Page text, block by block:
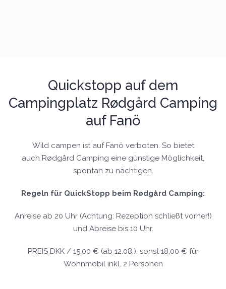
Quickstopp auf dem
Campingplatz Rødgård Camping
auf Fanö
Wild campen ist auf Fanö verboten. So bietet
auch Rødgård Camping eine günstige Möglichkeit,
spontan zu nächtigen.
Regeln für QuickStopp beim Rødgård Camping:
Anreise ab 20 Uhr (Achtung: Rezeption schließt vorher!)
und Abreise bis 10 Uhr.
PREIS DKK / 15,00 € (ab 12.08.), sonst 18,00 € für
Wohnmobil inkl. 2 Personen